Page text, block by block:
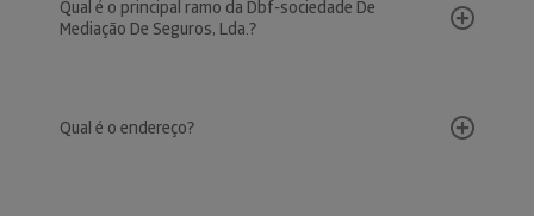
Qual é o principal ramo da Dbf-sociedade De
Mediação De Seguros, Lda.?
Qual é o endereço?